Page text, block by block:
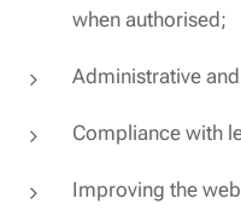
when authorised;
Administrative
Compliance with
Improving the